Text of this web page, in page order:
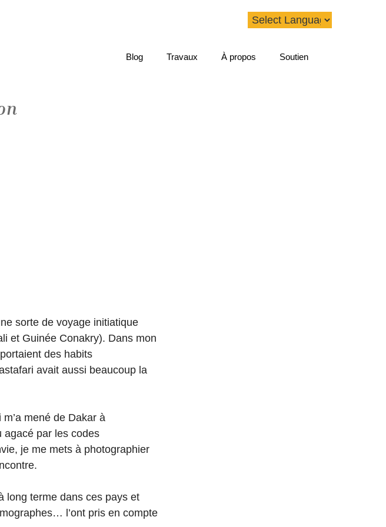
Blog Travaux À propos Soutien
sorte de voyage initiatique
et Guinée Conakry). Dans mon
des habits
avait aussi beaucoup la
mené de Dakar à
agacé par les codes
je me mets à photographier
long terme dans ces pays et
l’ont pris en compte